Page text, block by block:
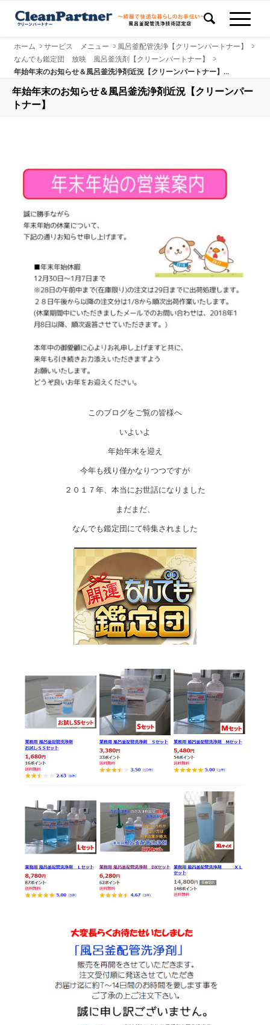
ホーム >サービス メニュー > 風呂釜配管洗浄【クリーンパートナー】
>
なんでも鑑定団 放映 風呂釜洗剤【クリーンパートナー】
>
年始年末のお知らせ＆風呂釜洗浄剤近況【クリーンパートナー】...
年始年末のお知らせ＆風呂釜洗浄剤近況【クリーンパー
トナー】
このブログをご覧の皆様へ
いよいよ
年始年末を迎え
今年も残り僅かなりつつですが
２０１７年、本当にお世話になりました
まだまだ、
なんでも鑑定団にて特集されました